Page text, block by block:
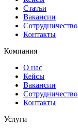
Статьи
Вакансии
Сотрудничество
Контакты
Компания
О нас
Кейсы
Вакансии
Сотрудничество
Контакты
Услуги